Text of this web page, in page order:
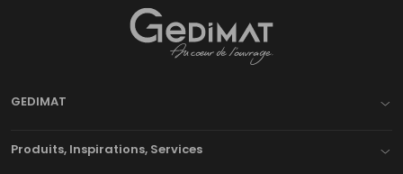
GEDIMAT
Produits, Inspirations, Services